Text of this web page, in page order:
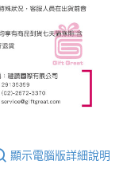
顯示電腦版詳細說明